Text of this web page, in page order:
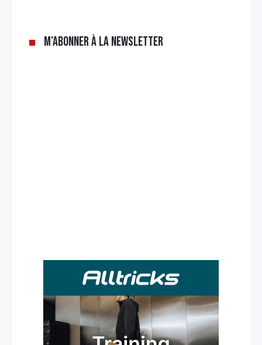
M’abonner à la newsletter